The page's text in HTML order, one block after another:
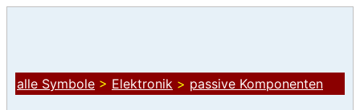
alle Symbole > Elektronik > passive Komponenten